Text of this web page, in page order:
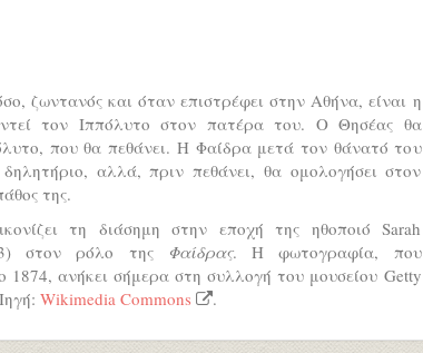
ζωντανός και όταν επιστρέφει στην Αθήνα, είναι η
τον Ιππόλυτο στον πατέρα του. Ο Θησέας θα
που θα πεθάνει. Η Φαίδρα μετά τον θάνατό του
αλλά, πριν πεθάνει, θα ομολογήσει στον
της.
τη διάσημη στην εποχή της ηθοποιό Sarah
στον ρόλο της
Φαίδρας. Η φωτογραφία, που
1874, ανήκει σήμερα στη συλλογή του μουσείου Getty
Wikimedia Commons .